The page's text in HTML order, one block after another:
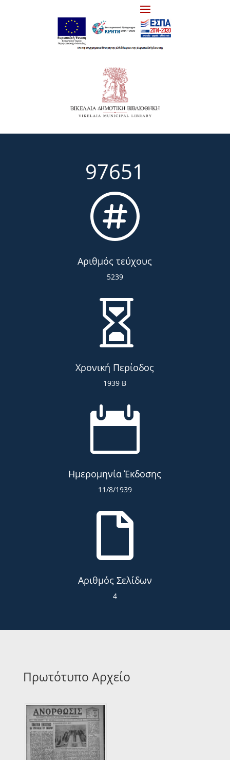
97651

Αριθμός τεύχους
5239

Χρονική Περίοδος
1939 Β

Ημερομηνία Έκδοσης
11/8/1939

Αριθμός Σελίδων
4
Πρωτότυπο Αρχείο